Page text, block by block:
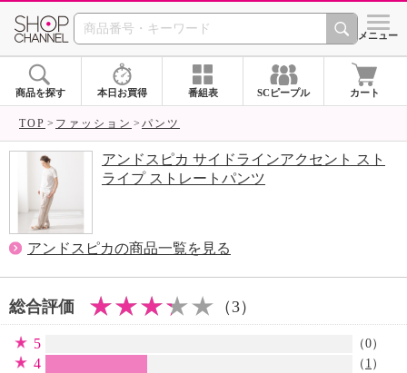
SHOP CHANNEL シメニュー
商品を探す 本日お買得 番組表 SCピープル カート
TOP ファッション パンツ
アンドスピカ サイドラインアクセント スト
ライプ ストレートパンツ
アンドスピカの商品一覧を見る
総合評価 （3）
5 （0）
4 （ 1 ）